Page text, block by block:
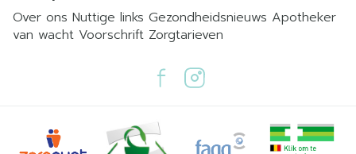
Over ons Nuttige links Gezondheidsnieuws Apotheker
van wacht Voorschrift Zorgtarieven